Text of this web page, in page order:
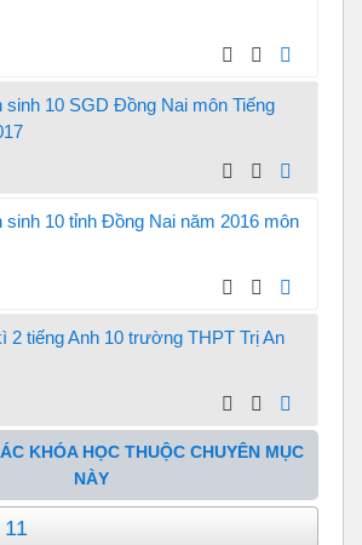
sinh 10 SGD Đồng Nai môn Tiếng
sinh 10 tỉnh Đồng Nai năm 2016 môn
2 tiếng Anh 10 trường THPT Trị An
KHÓA HỌC THUỘC CHUYÊN MỤC
NÀY